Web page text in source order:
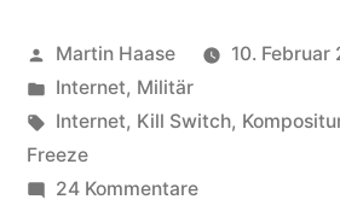
Veröffentlicht
von
Martin Haase
10. Februar
Veröffentlicht
in
Internet, Militär
Schlagwörter:
Internet, Kill Switch,
Freeze
24 Kommentarezu